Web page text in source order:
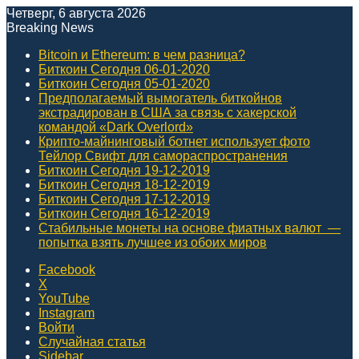
Четверг, 6 августа 2026
Breaking News
Bitcoin и Ethereum: в чем разница?
Биткоин Сегодня 06-01-2020
Биткоин Сегодня 05-01-2020
Предполагаемый вымогатель биткойнов
экстрадирован в США за связь с хакерской
командой «Dark Overlord»
Крипто-майнинговый ботнет использует фото
Тейлор Свифт для самораспространения
Биткоин Сегодня 19-12-2019
Биткоин Сегодня 18-12-2019
Биткоин Сегодня 17-12-2019
Биткоин Сегодня 16-12-2019
Стабильные монеты на основе фиатных валют ⁠ —
попытка взять лучшее из обоих миров
Facebook
X
YouTube
Instagram
Войти
Случайная статья
Sidebar